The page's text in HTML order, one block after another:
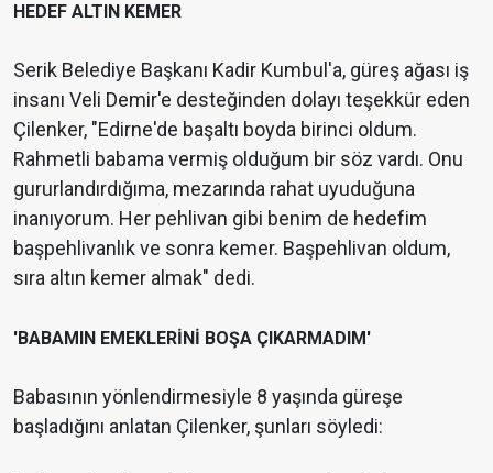
HEDEF ALTIN KEMER
Serik Belediye Başkanı Kadir Kumbul'a, güreş ağası iş
insanı Veli Demir'e desteğinden dolayı teşekkür eden
Çilenker, "Edirne'de başaltı boyda birinci oldum.
Rahmetli babama vermiş olduğum bir söz vardı. Onu
gururlandırdığıma, mezarında rahat uyuduğuna
inanıyorum. Her pehlivan gibi benim de hedefim
başpehlivanlık ve sonra kemer. Başpehlivan oldum,
sıra altın kemer almak" dedi.
'BABAMIN EMEKLERİNİ BOŞA ÇIKARMADIM'
Babasının yönlendirmesiyle 8 yaşında güreşe
başladığını anlatan Çilenker, şunları söyledi: